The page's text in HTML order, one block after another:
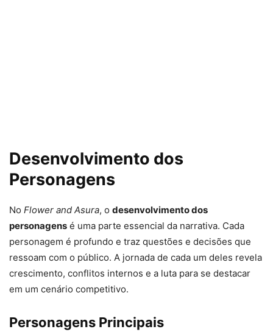
Desenvolvimento dos
Personagens
No Flower and Asura, o desenvolvimento dos
personagens é uma parte essencial da narrativa. Cada
personagem é profundo e traz questões e decisões que
ressoam com o público. A jornada de cada um deles revela
crescimento, conflitos internos e a luta para se destacar
em um cenário competitivo.
Personagens Principais